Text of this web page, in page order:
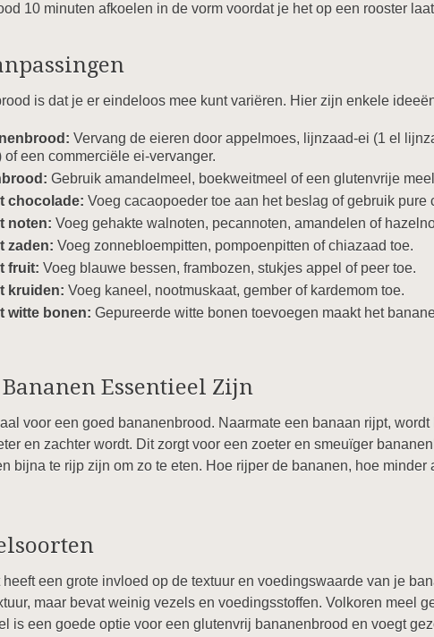
10 minuten afkoelen in de vorm voordat je het op een rooster
is dat je er eindeloos mee kunt variëren. Hier zijn enkele
Vervang de eieren door appelmoes, lijnzaad-ei (1 el
of een commerciële ei-vervanger.
Gebruik amandelmeel, boekweitmeel of een glutenvrije
chocolade: Voeg cacaopoeder toe aan het beslag of gebruik pure
noten: Voeg gehakte walnoten, pecannoten, amandelen of
zaden: Voeg zonnebloempitten, pompoenpitten of chiazaad toe.
fruit: Voeg blauwe bessen, frambozen, stukjes appel of peer toe.
kruiden: Voeg kaneel, nootmuskaat, gember of kardemom toe.
witte bonen: Gepureerde witte bonen toevoegen maakt het
Essentieel Zijn
voor een goed bananenbrood. Naarmate een banaan rijpt,
en zachter wordt. Dit zorgt voor een zoeter en smeuïger
bijna te rijp zijn om zo te eten. Hoe rijper de bananen, hoe minder
een grote invloed op de textuur en voedingswaarde van je
maar bevat weinig vezels en voedingsstoffen. Volkoren meel
is een goede optie voor een glutenvrij bananenbrood en voegt